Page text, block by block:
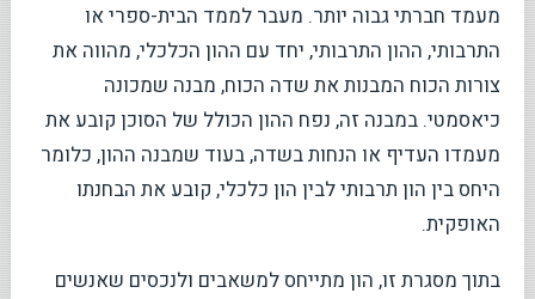
מעמד חברתי גבוה יותר. מעבר לממד הבית-ספרי או
התרבותי, ההון התרבותי, יחד עם ההון הכלכלי, מהווה את
צורות הכוח המבנות את שדה הכוח, מבנה שמכונה
כיאסמטי. במבנה זה, נפח ההון הכולל של הסוכן קובע את
מעמדו העדיף או הנחות בשדה, בעוד שמבנה ההון, כלומר
היחס בין הון תרבותי לבין הון כלכלי, קובע את הבחנתו
האופקית.
בתוך מסגרת זו, הון מתייחס למשאבים ולנכסים שאנשים